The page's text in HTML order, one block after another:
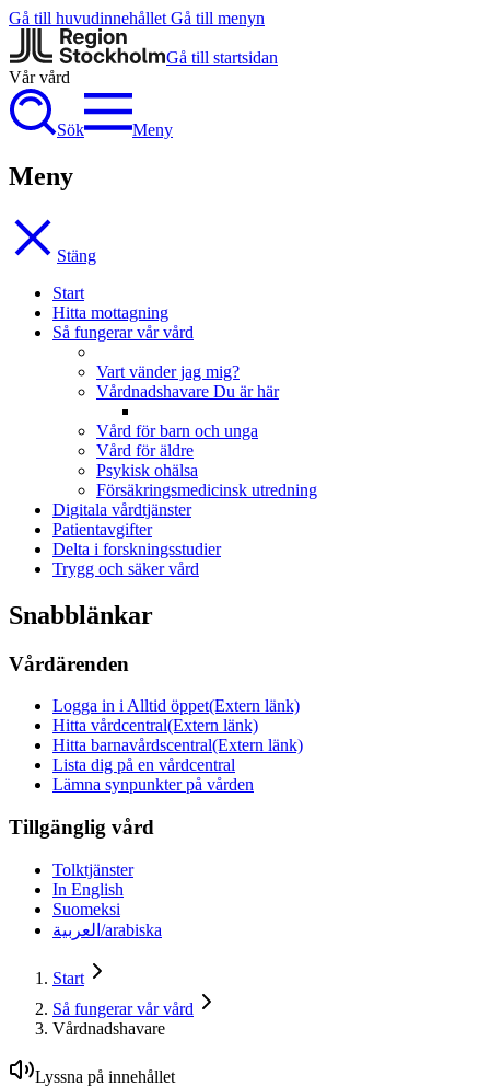
Gå till huvudinnehållet Gå till menyn
Gå till startsidan
Vår vård
Sök Meny
Meny
Stäng
Start
Hitta mottagning
Så fungerar vår vård
Vart vänder jag mig?
Vårdnadshavare Du är här
Vård för barn och unga
Vård för äldre
Psykisk ohälsa
Försäkringsmedicinsk utredning
Digitala vårdtjänster
Patientavgifter
Delta i forskningsstudier
Trygg och säker vård
Snabblänkar
Vårdärenden
Logga in i Alltid öppet(Extern länk)
Hitta vårdcentral(Extern länk)
Hitta barnavårdscentral(Extern länk)
Lista dig på en vårdcentral
Lämna synpunkter på vården
Tillgänglig vård
Tolktjänster
In English
Suomeksi
العربية/arabiska
Start
Så fungerar vår vård
Vårdnadshavare
Lyssna på innehållet